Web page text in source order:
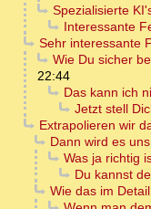
Spezialisierte
Interessante
Sehr interessante
Wie Du sicher
22:44
Das kann ich
Jetzt stell
Extrapolieren wir
Dann wird es
Was ja richtig
Du kannst
Wie das im